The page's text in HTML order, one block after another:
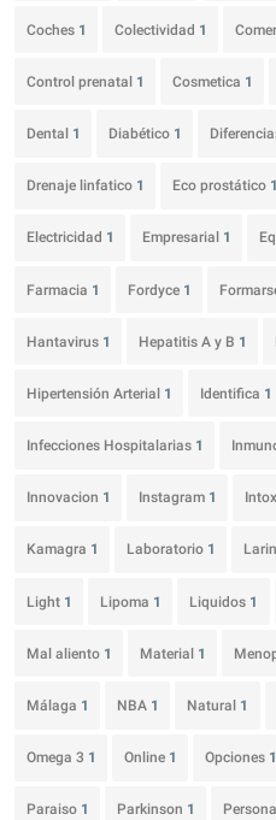
Coches 1 Colectividad 1 Comer
Control prenatal 1 Cosmetica 1
Dental 1 Diabético 1
Drenaje linfatico 1 Eco prostático 1
Electricidad 1 Empresarial 1
Farmacia 1 Fordyce 1
Hantavirus 1 Hepatitis A y B 1
Hipertensión Arterial 1 Identifica 1
Infecciones Hospitalarias 1
Innovacion 1 Instagram 1
Kamagra 1 Laboratorio 1
Light 1 Lipoma 1 Liquidos 1
Mal aliento 1 Material 1
Málaga 1 NBA 1 Natural 1
Omega 3 1 Online 1 Opciones 1
Paraiso 1 Parkinson 1